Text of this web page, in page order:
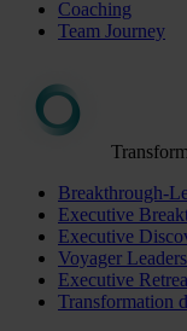
Coaching
Team Journey
Breakthrough-
Executive
Executive
Voyager
Executive
Transformation